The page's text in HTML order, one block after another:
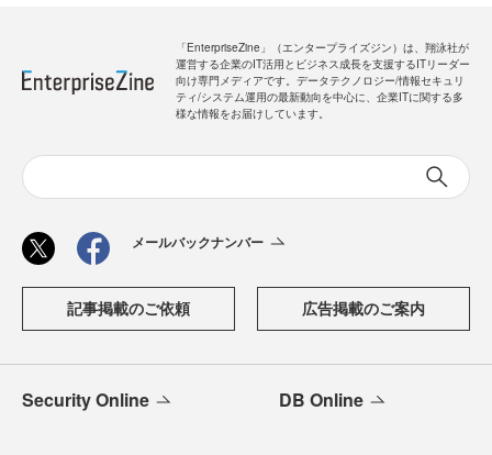
「EnterpriseZine」（エンタープライズジン）は、翔泳社が
運営する企業のIT活用とビジネス成長を支援するITリーダー
向け専門メディアです。データテクノロジー/情報セキュリ
ティ/システム運用の最新動向を中心に、企業ITに関する多
様な情報をお届けしています。
メールバックナンバー
記事掲載のご依頼 広告掲載のご案内
Security Online DB Online